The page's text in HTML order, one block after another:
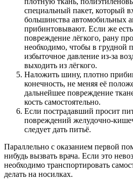
специальный пакет, который
большинства автомобильных
прибинтовывают. Если же
повреждение лёгкого, рану
необходимо, чтобы в грудной
избыточное давление из-за
выходить из лёгкого.
Наложить шину, плотно
конечность, не меняя её
дальнейшее повреждение
кость самостоятельно.
Если пострадавший просит
повреждений желудочно-
следует дать питьё.
Параллельно с оказанием первой
нибудь вызвать врача. Если это
необходимо транспортировать
делать на носилках.